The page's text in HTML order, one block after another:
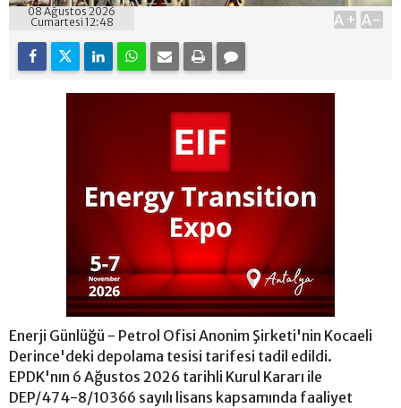
08 Ağustos 2026
Cumartesi 12:48
A+ A-
Enerji Günlüğü - Petrol Ofisi Anonim Şirketi'nin Kocaeli
Derince'deki depolama tesisi tarifesi tadil edildi.
EPDK'nın 6 Ağustos 2026 tarihli Kurul Kararı ile
DEP/474-8/10366 sayılı lisans kapsamında faaliyet